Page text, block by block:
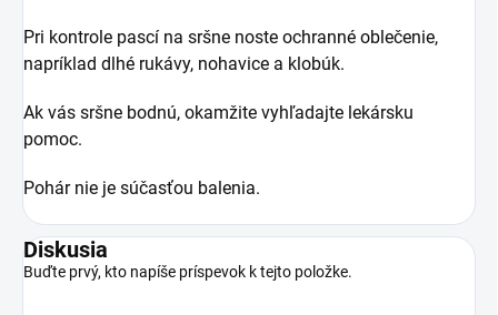
Pri kontrole pascí na sršne noste ochranné oblečenie,
napríklad dlhé rukávy, nohavice a klobúk.
Ak vás sršne bodnú, okamžite vyhľadajte lekársku
pomoc.
Pohár nie je súčasťou balenia.
Diskusia
Buďte prvý, kto napíše príspevok k tejto položke.